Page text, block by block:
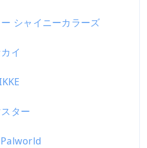
シャイニーカラーズ
イ
ター